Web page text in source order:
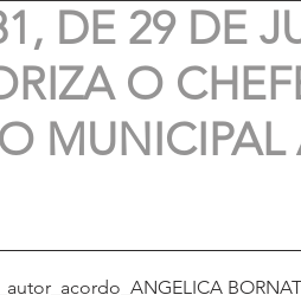
DE 29 DE
O
MUNICIPAL